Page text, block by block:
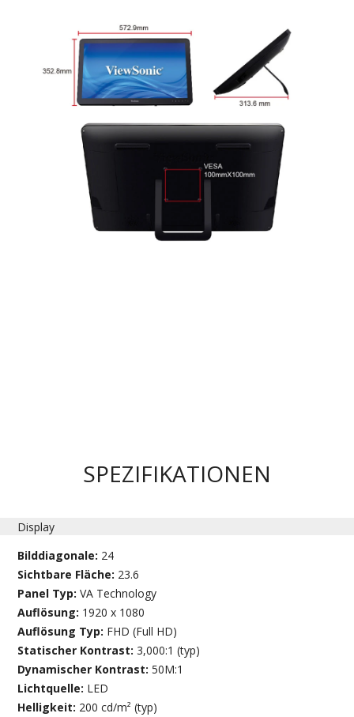
SPEZIFIKATIONEN
Display
Bilddiagonale: 24
Sichtbare Fläche: 23.6
Panel Typ:VA Technology
Auflösung: 1920 x 1080
Auflösung Typ: FHD (Full HD)
Statischer Kontrast:3,000:1 (typ)
Dynamischer Kontrast:50M:1
Lichtquelle: LED
Helligkeit: 200 cd/m² (typ)